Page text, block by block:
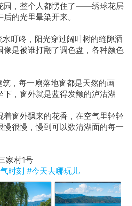
园，整个人都愣住了——绣球花层
的光里晕染开来。
叮咚，阳光穿过阔叶树的缝隙洒
是被谁打翻了调色盘，各种颜色
，每一扇落地窗都是天然的画
，窗外就是蓝得发颤的泸沽湖
窗外飘来的花香，在空气里轻轻
很慢，慢到可以数清湖面的每一
家村1号
时刻 #今天去哪玩儿